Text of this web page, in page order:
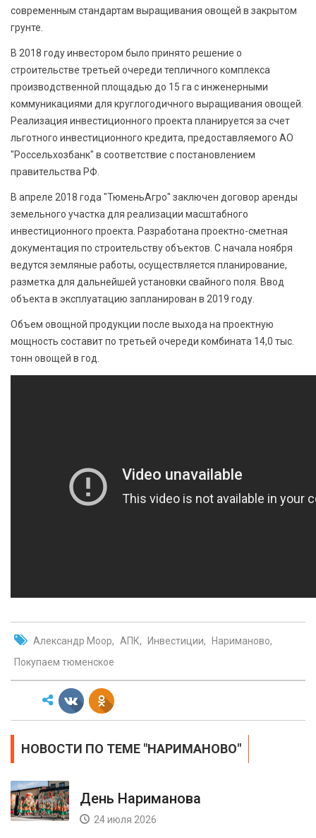
современным стандартам выращивания овощей в закрытом
грунте.
В 2018 году инвестором было принято решение о
строительстве третьей очереди тепличного комплекса
производственной площадью до 15 га с инженерными
коммуникациями для круглогодичного выращивания овощей.
Реализация инвестиционного проекта планируется за счет
льготного инвестиционного кредита, предоставляемого АО
"Россельхозбанк" в соответствие с постановлением
правительства РФ.
В апреле 2018 года "ТюменьАгро" заключен договор аренды
земельного участка для реализации масштабного
инвестиционного проекта. Разработана проектно-сметная
документация по строительству объектов. С начала ноября
ведутся земляные работы, осуществляется планирование,
разметка для дальнейшей установки свайного поля. Ввод
объекта в эксплуатацию запланирован в 2019 году.
Объем овощной продукции после выхода на проектную
мощность составит по третьей очереди комбината 14,0 тыс.
тонн овощей в год.
Александр Моор АПК Инвестиции
Нариманово
Покупаем тюменское
НОВОСТИ ПО ТЕМЕ "НАРИМАНОВО"
День Нариманова
24 июля 2026